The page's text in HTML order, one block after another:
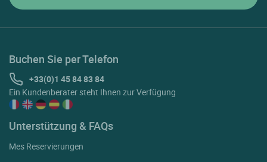
Buchen Sie per Telefon
+33(0)1 45 84 83 84
Ein Kundenberater steht Ihnen zur Verfügung
Unterstützung & FAQs
Mes Reservierungen